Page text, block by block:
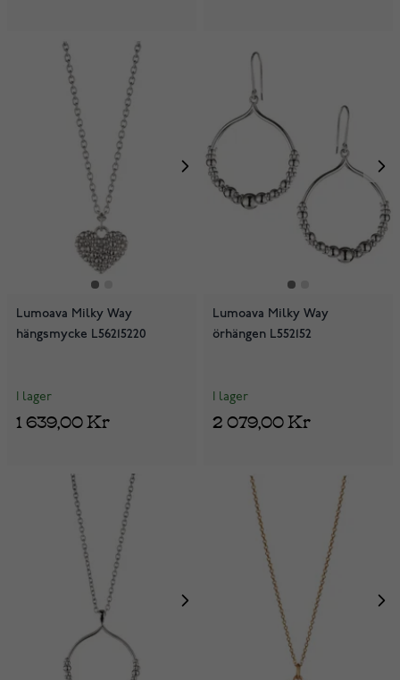
Lumoava Milky Way
hängsmycke L56215220
I lager
1 639,00 Kr
Lumoava Milky Way
örhängen L552152
I lager
2 079,00 Kr